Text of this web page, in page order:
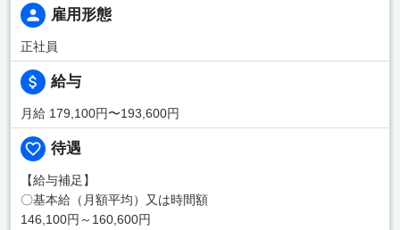
雇用形態
正社員
給与
月給 179,100円〜193,600円
待遇
【給与補足】
〇基本給（月額平均）又は時間額
146,100円～160,600円